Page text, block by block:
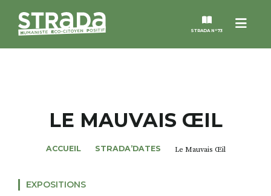
Menu
STRADA N°73
MAGAZINES
NOS THÈMES
STRADA’DATES
LE MAUVAIS ŒIL
ACCUEIL STRADA’DATES Le Mauvais Œil
EXPOSITIONS